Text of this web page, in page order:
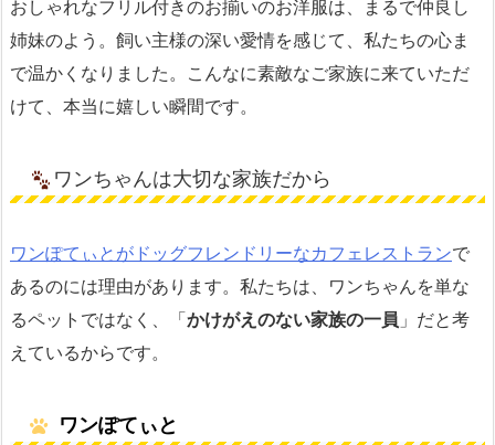
おしゃれなフリル付きのお揃いのお洋服は、まるで仲良し
姉妹のよう。飼い主様の深い愛情を感じて、私たちの心ま
で温かくなりました。こんなに素敵なご家族に来ていただ
けて、本当に嬉しい瞬間です。
ワンちゃんは大切な家族だから
ワンぽてぃとがドッグフレンドリーなカフェレストランで
あるのには理由があります。私たちは、ワンちゃんを単な
るペットではなく、「かけがえのない家族の一員 」だと考
えているからです。
ワンぽてぃと